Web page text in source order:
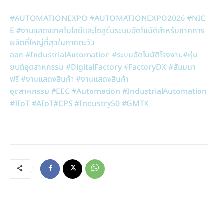
#AUTOMATIONEXPO #AUTOMATIONEXPO2026#NIC
E #งานแสดงเทคโนโลยีและโซลูชั่นระบบอัตโนมัติสำหรับภาคการ
ผลิตที่ใหญ่ที่สุดในภาคตะวัน
ออก #IndustrialAutomation #ระบบอัตโนมัติโรงงาน#หุ่น
ยนต์อุตสาหกรรม #DigitalFactory#FactoryDX#สัมมนา
ฟรี#งานแสดงสินค้า #งานแสดงสินค้า
อุตสาหกรรม #EEC#Automation #IndustrialAutomation
#IIoT#AIoT#CPS #Industry50#GMTX